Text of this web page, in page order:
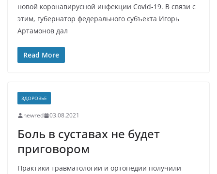
новой коронавирусной инфекции Covid-19. В связи с
этим, губернатор федерального субъекта Игорь
Артамонов дал
Read More
ЗДОРОВЬЕ
newred 03.08.2021
Боль в суставах не будет
приговором
Практики травматологии и ортопедии получили